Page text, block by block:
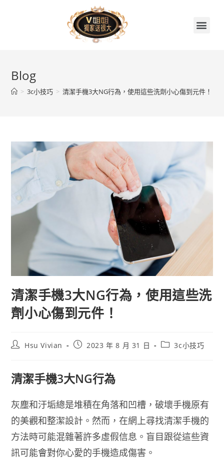
Blog
> 3c小技巧 > 清潔手機3大NG行為，使用這些洗劑小心傷到元件！
清潔手機3大NG行為，使用這些洗
劑小心傷到元件！
Hsu Vivian 2023 年 8 月 31 日 3c小技巧
清潔手機3大NG行為
灰塵和汙垢總是堆積在角落和凹槽，破壞手機原有
的美觀和整潔設計。然而，在網上尋找清潔手機的
方法時可能混雜著許多虛假信息。盲目跟從這些資
訊可能會對你心愛的手機造成傷害。